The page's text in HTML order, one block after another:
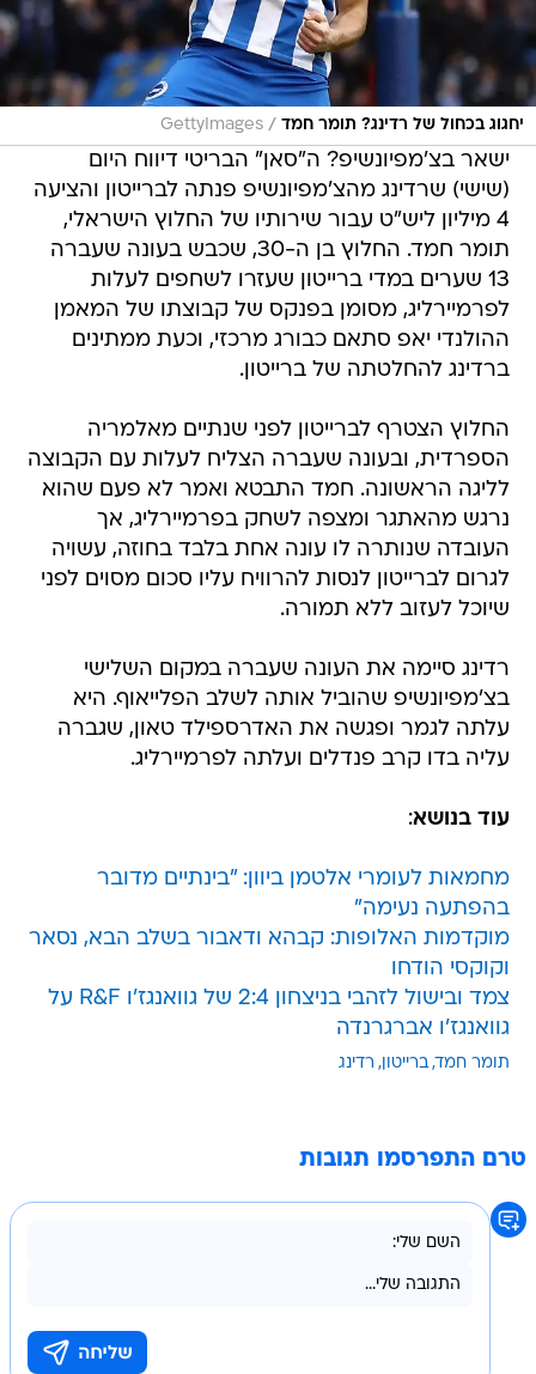
יחגוג בכחול של רדינג? תומר חמד /
GettyImages
ישאר בצ'מפיונשיפ? ה"סאן" הבריטי דיווח היום
(שישי) שרדינג מהצ'מפיונשיפ פנתה לברייטון והציעה
4 מיליון ליש"ט עבור שירותיו של החלוץ הישראלי,
תומר חמד. החלוץ בן ה-30, שכבש בעונה שעברה
13 שערים במדי ברייטון שעזרו לשחפים לעלות
לפרמיירליג, מסומן בפנקס של קבוצתו של המאמן
ההולנדי יאפ סתאם כבורג מרכזי, וכעת ממתינים
ברדינג להחלטתה של ברייטון.
החלוץ הצטרף לברייטון לפני שנתיים מאלמריה
הספרדית, ובעונה שעברה הצליח לעלות עם הקבוצה
לליגה הראשונה. חמד התבטא ואמר לא פעם שהוא
נרגש מהאתגר ומצפה לשחק בפרמיירליג, אך
העובדה שנותרה לו עונה אחת בלבד בחוזה, עשויה
לגרום לברייטון לנסות להרוויח עליו סכום מסוים לפני
שיוכל לעזוב ללא תמורה.
רדינג סיימה את העונה שעברה במקום השלישי
בצ'מפיונשיפ שהוביל אותה לשלב הפלייאוף. היא
עלתה לגמר ופגשה את האדרספילד טאון, שגברה
עליה בדו קרב פנדלים ועלתה לפרמיירליג.
עוד בנושא:
מחמאות לעומרי אלטמן ביוון: "בינתיים מדובר
בהפתעה נעימה"
מוקדמות האלופות: קבהא ודאבור בשלב הבא, נסאר
וקוקסי הודחו
צמד ובישול לזהבי בניצחון 2:4 של גוואנגז'ו R&F על
גוואנגז'ו אברגרנדה
תומר חמד ברייטון רדינג
טרם התפרסמו תגובות